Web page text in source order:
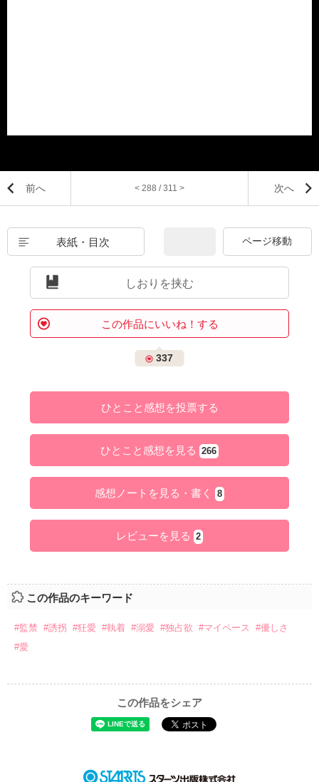
前へ < 288 / 311 > 次へ
表紙・目次
しおりを挟む
この作品にいいね！する
337
ひとこと感想を投票する
ひとこと感想を見る 266
感想ノートを見る・書く 8
レビューを見る 2
この作品のキーワード
#監禁 #誘拐 #狂愛 #執着 #溺愛 #独占欲 #マイペース
#優しさ
#愛
この作品をシェア